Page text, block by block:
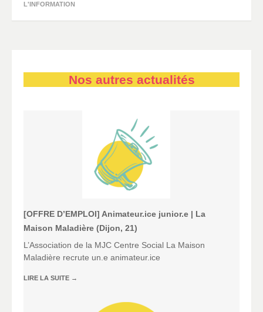
L'INFORMATION
Nos autres actualités
[OFFRE D’EMPLOI] Animateur.ice junior.e | La
Maison Maladière (Dijon, 21)
L’Association de la MJC Centre Social La Maison
Maladière recrute un.e animateur.ice
LIRE LA SUITE →